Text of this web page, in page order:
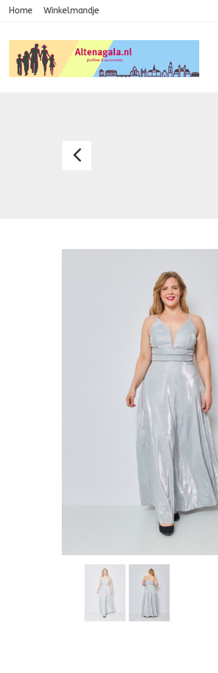
Home Winkelmandje
Avondkledij